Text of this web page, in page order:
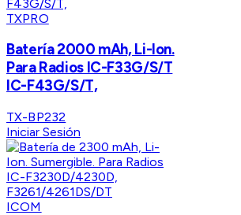
TXPRO
Batería 2000 mAh, Li-Ion.
Para Radios IC-F33G/S/T
IC-F43G/S/T,
TX-BP232
Iniciar Sesión
ICOM